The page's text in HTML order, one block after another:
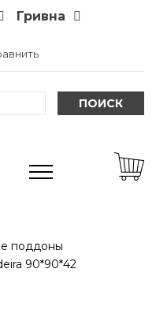
Гривна
ПОИСК
поддоны
90*90*42